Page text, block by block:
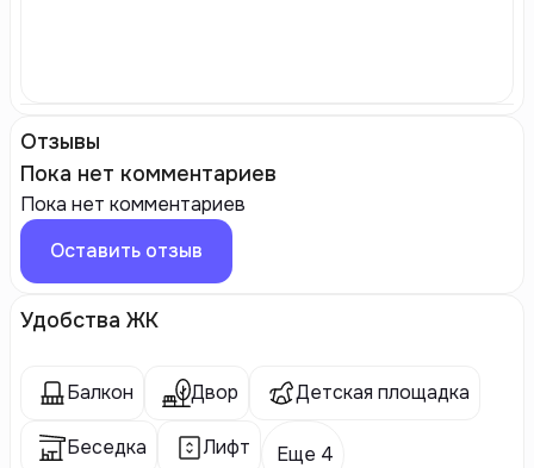
Отзывы
Пока нет комментариев
Пока нет комментариев
Оставить отзыв
Удобства ЖК
Балкон Двор Детская площадка
Беседка Лифт Еще 4